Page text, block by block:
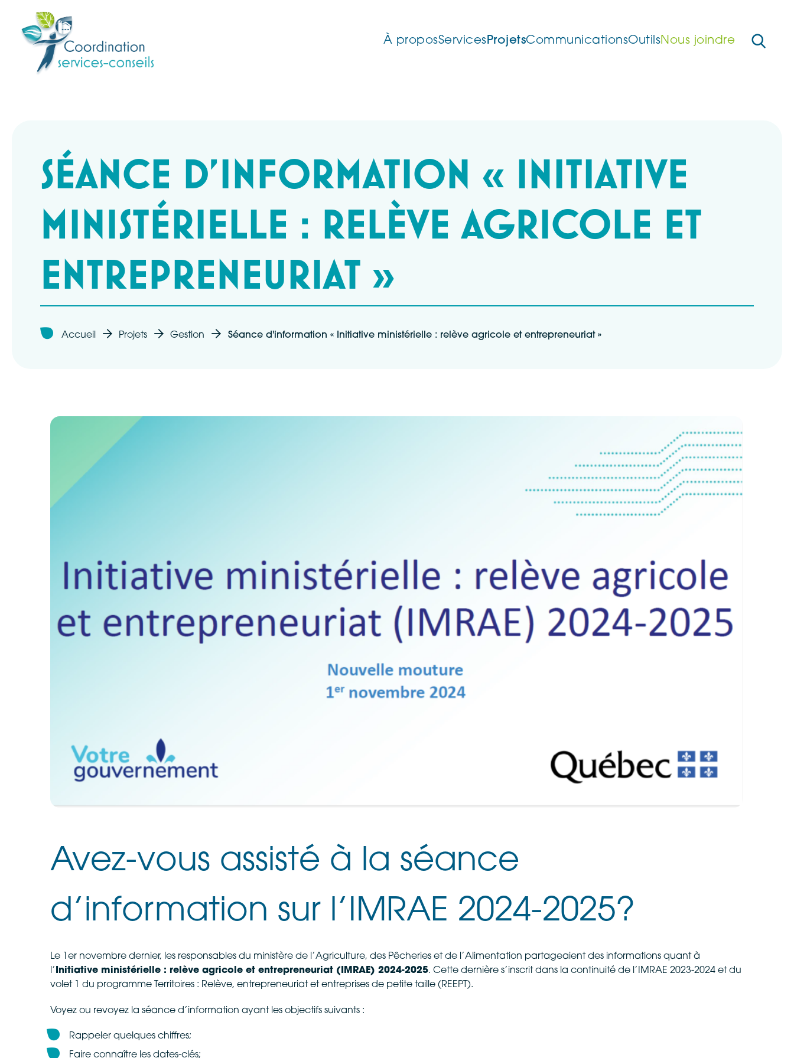
À proposServicesProjetsCommunicationsOutilsNous joindre
SÉANCE D’INFORMATION « INITIATIVE
MINISTÉRIELLE : RELÈVE AGRICOLE ET
ENTREPRENEURIAT »
Accueil Projets Gestion Séance d'information « Initiative ministérielle : relève agricole et entrepreneuriat »
Avez-vous assisté à la séance
d’information sur l’IMRAE 2024-2025?
Le 1er novembre dernier, les responsables du ministère de l’Agriculture, des Pêcheries et de l’Alimentation partageaient des informations quant à
l’ Initiative ministérielle : relève agricole et entrepreneuriat (IMRAE) 2024-2025. Cette dernière s’inscrit dans la continuité de l’IMRAE 2023-2024 et du
volet 1 du programme Territoires : Relève, entrepreneuriat et entreprises de petite taille (REEPT).
Voyez ou revoyez la séance d’information ayant les objectifs suivants :
Rappeler quelques chiffres;
Faire connaître les dates-clés;